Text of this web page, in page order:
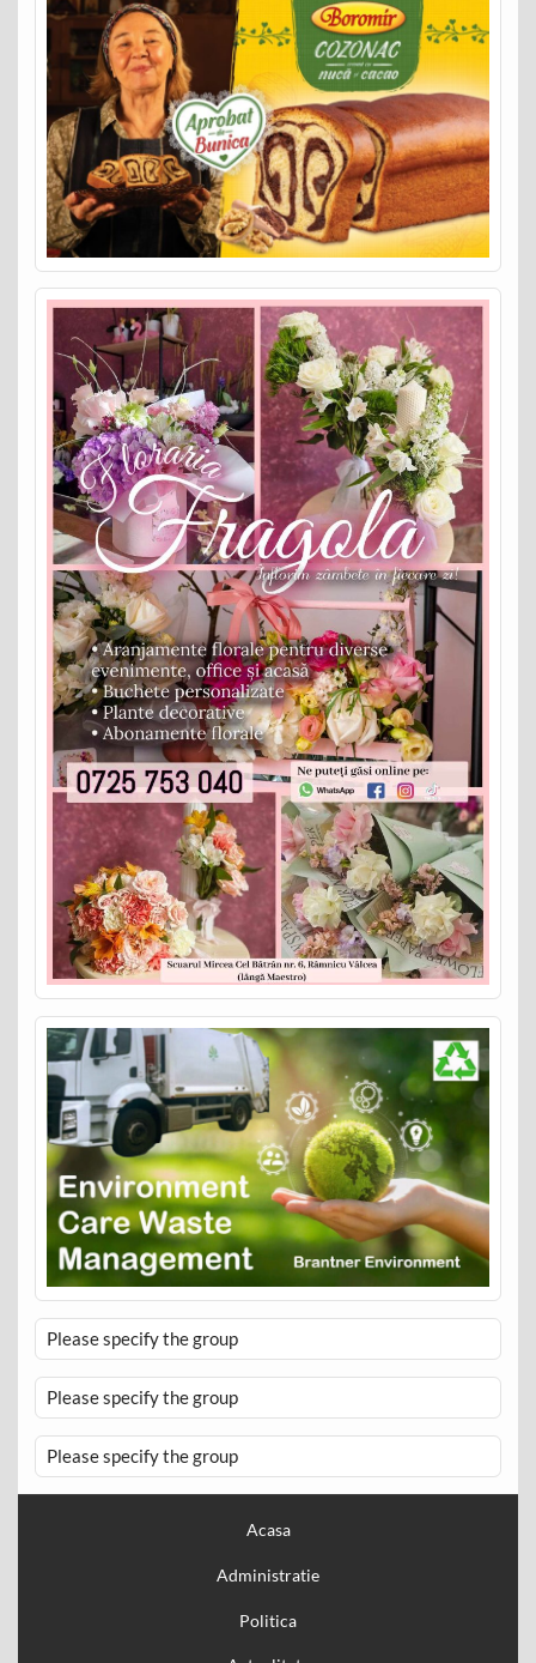
Please specify the group
Please specify the group
Please specify the group
Acasa
Administratie
Politica